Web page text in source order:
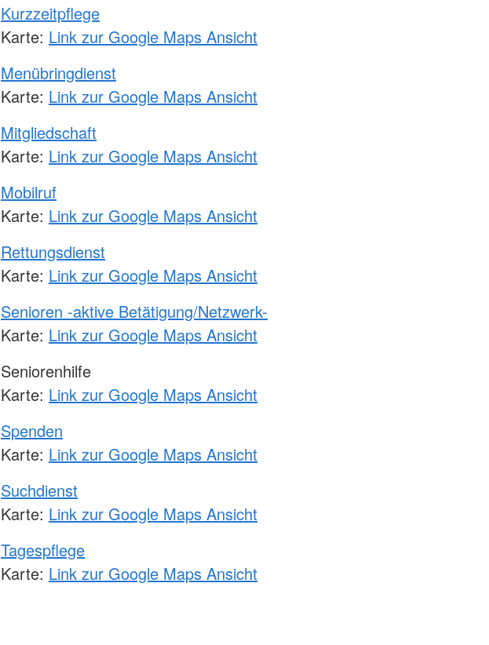
Kurzzeitpflege
Karte: Link zur Google Maps Ansicht
Menübringdienst
Karte: Link zur Google Maps Ansicht
Mitgliedschaft
Karte: Link zur Google Maps Ansicht
Mobilruf
Karte: Link zur Google Maps Ansicht
Rettungsdienst
Karte: Link zur Google Maps Ansicht
Senioren -aktive Betätigung/Netzwerk-
Karte: Link zur Google Maps Ansicht
Seniorenhilfe
Karte: Link zur Google Maps Ansicht
Spenden
Karte: Link zur Google Maps Ansicht
Suchdienst
Karte: Link zur Google Maps Ansicht
Tagespflege
Karte: Link zur Google Maps Ansicht